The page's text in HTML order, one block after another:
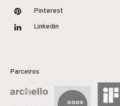
Pinterest
Linkedin
Parceiros